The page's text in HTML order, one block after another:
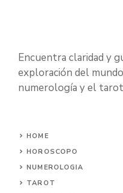
Encuentra claridad y
exploración del
numerología y el
HOME
HOROSCOPO
NUMEROLOGIA
TAROT